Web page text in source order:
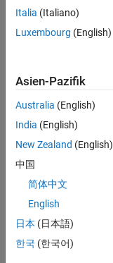
alle
Stellenangebote
anzeigen .
noch
keine
offenen
Stellen
können,
die
Ihren
entsprechen,
werden
Italia (Italiano)
Luxembourg (English)
Asien-Pazifik
Australia (English)
India (English)
New Zealand (English)
中国
简体中文
English
日本 (日本語)
한국 (한국어)